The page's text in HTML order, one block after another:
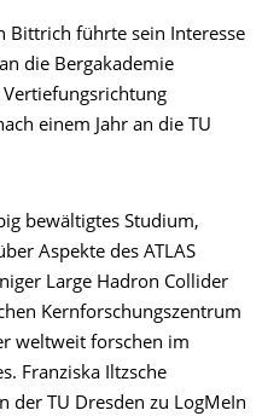
Bittrich führte sein Interesse
die Bergakademie
Vertiefungsrichtung
einem Jahr an die TU
bewältigtes Studium,
Aspekte des ATLAS
Large Hadron Collider
Kernforschungszentrum
weltweit forschen im
Franziska Iltzsche
der TU Dresden zu LogMeIn